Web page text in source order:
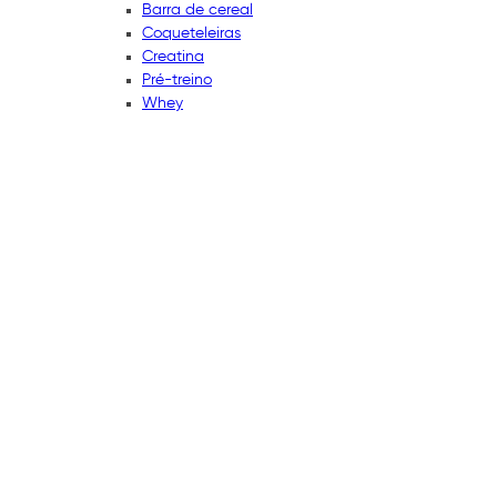
Barra de cereal
Coqueteleiras
Creatina
Pré-treino
Whey